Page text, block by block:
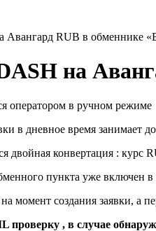
Авангард RUB в обменнике
на
оператором в ручном режиме
в дневное время занимает
двойная конвертация :
пункта уже включен в
момент создания заявки, а
, в случае